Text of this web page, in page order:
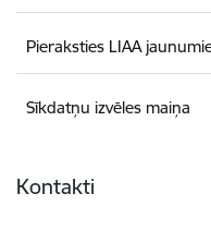
Pieraksties LIAA
Sīkdatņu izvēles maiņa
Kontakti